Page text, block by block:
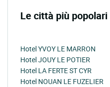
Le città più
Hotel YVOY LE MARRON
Hotel JOUY LE POTIER
Hotel LA FERTE ST CYR
Hotel NOUAN LE FUZELIER